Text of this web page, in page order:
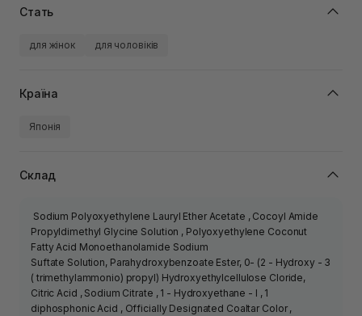
Стать
для жінок для чоловіків
Країна
Японія
Склад
Sodium Polyoxyethylene Lauryl Ether Acetate , Cocoyl Amide
Propyldimethyl Glycine Solution , Polyoxyethylene Coconut
Fatty Acid Monoethanolamide Sodium
Suftate Solution, Parahydroxybenzoate Ester, 0- (2 - Hydroxy - 3
( trimethylammonio) propyl) Hydroxyethylcellulose Cloride,
Citric Acid , Sodium Citrate , 1 - Hydroxyethane - I , 1
diphosphonic Acid , Officially Designated Coaltar Color ,